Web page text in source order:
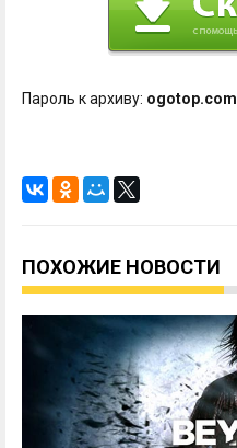
Пароль к архиву: ogotop.com
ПОХОЖИЕ НОВОСТИ